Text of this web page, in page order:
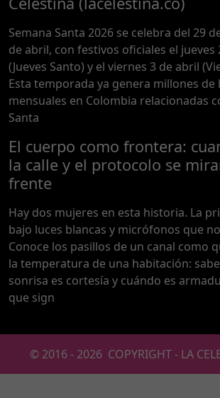
Semana Santa 2026 se celebra del 29
de abril, con festivos oficiales el jueves
(Jueves Santo) y el viernes 3 de abril
Esta temporada ya genera millones de
mensuales en Colombia relacionadas
Santa
El cuerpo como frontera:
la calle y el protocolo se
frente
Hay dos mujeres en esta historia. La
bajo luces blancas y micrófonos que
Conoce los pasillos de un canal como
la temperatura de una habitación:
sonrisa es cortesía y cuándo es
que sign
© 2016 - 2026 COPYRIGHT - LA